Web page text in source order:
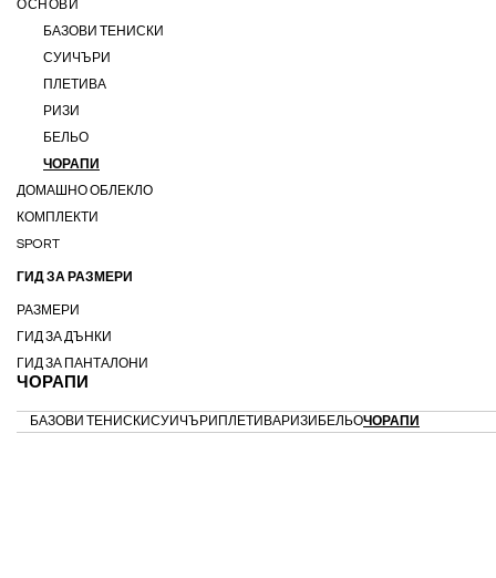
ОСНОВИ
БАЗОВИ ТЕНИСКИ
СУИЧЪРИ
ПЛЕТИВА
РИЗИ
БЕЛЬО
ЧОРАПИ
ДОМАШНО ОБЛЕКЛО
КОМПЛЕКТИ
SPORT
ГИД ЗА РАЗМЕРИ
РАЗМЕРИ
ГИД ЗА ДЪНКИ
ГИД ЗА ПАНТАЛОНИ
ЧОРАПИ
БАЗОВИ ТЕНИСКИСУИЧЪРИ ПЛЕТИВАРИЗИ БЕЛЬОЧОРАПИ